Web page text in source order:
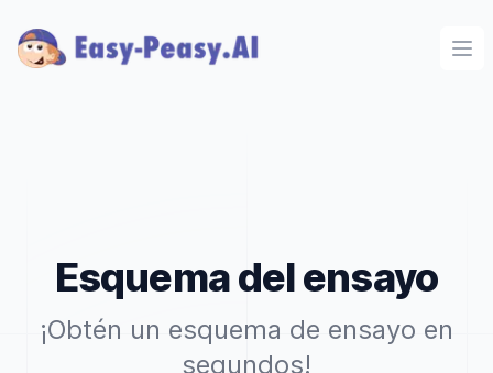
Esquema del ensayo
¡Obtén un esquema de ensayo en
segundos!